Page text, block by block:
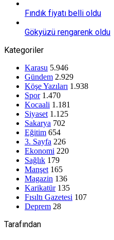
Fındık fiyatı belli oldu
Gökyüzü rengarenk oldu
Kategoriler
Karasu 5.946
Gündem 2.929
Köşe Yazıları 1.938
Spor 1.470
Kocaali 1.181
Siyaset 1.125
Sakarya 702
Eğitim 654
3. Sayfa 226
Ekonomi 220
Sağlık 179
Manşet 165
Magazin 136
Karikatür 135
Fısıltı Gazetesi 107
Deprem 28
Tarafından